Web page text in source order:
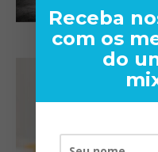
Receba
com os
do